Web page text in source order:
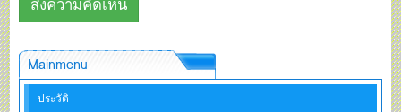
Mainmenu
ประวัติ